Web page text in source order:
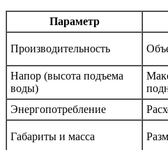
Параметр
Производительность
Напор (высота подъема
воды)
Энергопотребление
Габариты и масса